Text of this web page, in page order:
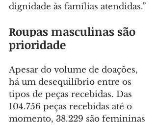
dignidade às famílias atendidas.”
Roupas masculinas são
prioridade
Apesar do volume de doações,
há um desequilíbrio entre os
tipos de peças recebidas. Das
104.756 peças recebidas até o
momento, 38.229 são femininas